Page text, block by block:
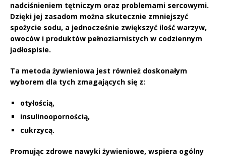
nadciśnieniem tętniczym oraz problemami sercowymi.
Dzięki jej zasadom można skutecznie zmniejszyć
spożycie sodu, a jednocześnie zwiększyć ilość warzyw,
owoców i produktów pełnoziarnistych w codziennym
jadłospisie.
Ta metoda żywieniowa jest również doskonałym
wyborem dla tych zmagających się z:
otyłością,
insulinoopornością,
cukrzycą.
Promując zdrowe nawyki żywieniowe, wspiera ogólny